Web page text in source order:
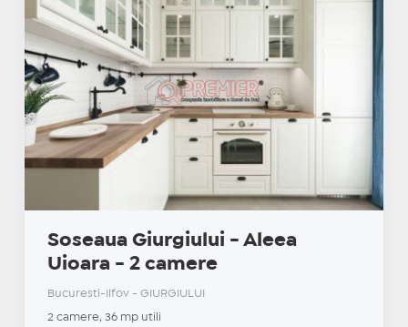
Soseaua Giurgiului - Aleea
Uioara - 2 camere
Bucuresti-Ilfov - GIURGIULUI
2 camere, 36 mp utili